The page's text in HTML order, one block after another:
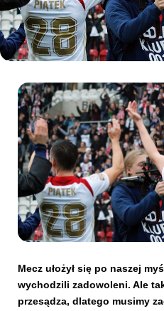
Dla mediów
Kibice
SKLEP
Mecz ułożył się po naszej
wychodzili zadowoleni. Ale
przesądza, dlatego musimy